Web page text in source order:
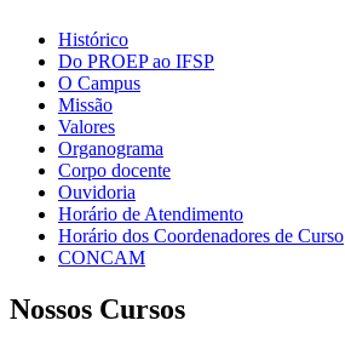
Histórico
Do PROEP ao IFSP
O Campus
Missão
Valores
Organograma
Corpo docente
Ouvidoria
Horário de Atendimento
Horário dos Coordenadores de Curso
CONCAM
Nossos Cursos